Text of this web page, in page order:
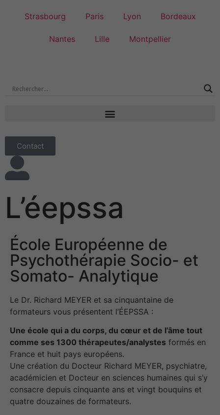
Strasbourg Paris Lyon Bordeaux
Nantes Lille Montpellier
Contact
L’éepssa
École Européenne de
Psychothérapie Socio- et
Somato- Analytique
Le Dr. Richard MEYER et sa cinquantaine de
formateurs vous présentent l’ÉEPSSA :
Une école qui a du corps, du cœur et de l’âme tout
comme ses 1300 thérapeutes/analystes formés en
France et huit pays européens.
Une création du Docteur Richard MEYER, psychiatre,
académicien et Docteur en sciences humaines qui s’y
consacre depuis cinquante ans et vingt bouquins et
quatre douzaines de formateurs.